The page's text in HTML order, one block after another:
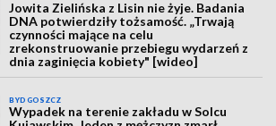
Jowita Zielińska z Lisin nie żyje. Badania
DNA potwierdziły tożsamość. „Trwają
czynności mające na celu
zrekonstruowanie przebiegu wydarzeń z
dnia zaginięcia kobiety" [wideo]
BYDGOSZCZ
Wypadek na terenie zakładu w Solcu